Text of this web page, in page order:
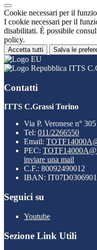
Cookie necessari per il
I cookie necessari per il
disabilitati. È possibile
policy.
Accetta tutti Salva le
ITTS
Contatti
ITTS C.Grassi Torino
Via P. Veronese n°
Tel: 011/2266550
Email:
PEC:
inviare una mail
C.F.: 80092490012
IBAN:
Seguici su
Youtube
Sezione Link Utili